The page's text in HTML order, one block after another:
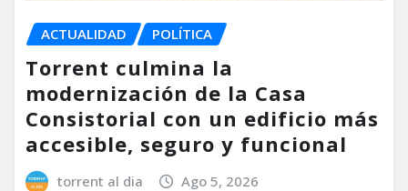
ACTUALIDAD POLÍTICA
Torrent culmina la
modernización de la Casa
Consistorial con un edificio más
accesible, seguro y funcional
torrent al dia Ago 5, 2026